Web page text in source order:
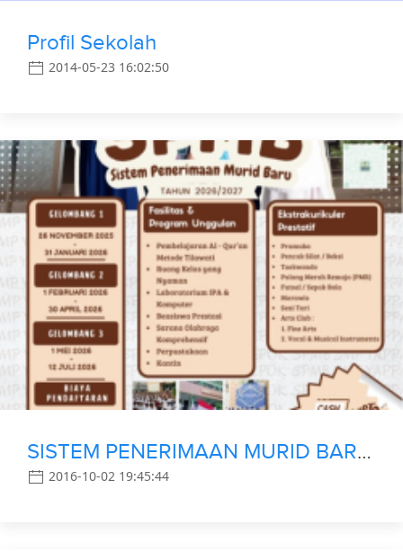
Profil Sekolah
2014-05-23 16:02:50
SISTEM PENERIMAAN MURID BARU (SPMB) SMP YAPPA DEPOK
2016-10-02 19:45:44